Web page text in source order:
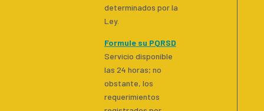
determinados por la
Ley.
Formule su PQRSD
Servicio disponible
las 24 horas; no
obstante, los
requerimientos